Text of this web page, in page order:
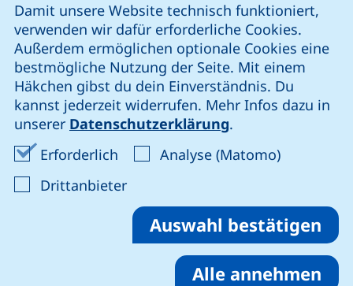
Damit unsere Website technisch funktioniert,
verwenden wir dafür erforderliche Cookies.
Außerdem ermöglichen optionale Cookies eine
bestmögliche Nutzung der Seite. Mit einem
Häkchen gibst du dein Einverständnis. Du
kannst jederzeit widerrufen. Mehr Infos dazu in
unserer Datenschutzerklärung.
Erforderlich Erforderliche Cookies akzeptieren
Analyse (Matomo)Analyse-
Drittanbieter: Cookies von Drittanbieter
Auswahl bestätigen
Alle annehmen
unsere Facebook-Seite (externer Link, öffnet neues
unsere LinkedIn-Seite (externer Link, öffnet
unsere Instagram-Seite (externer Link,
unsere YouTube-Seite (externer
Cookie-Einstellungen
Impressum
Datenschutz
Erklärung zur Barrierefreiheit